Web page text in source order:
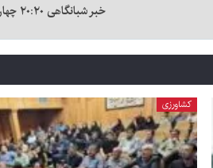
خبر شبانگاهی ٢۰:٢٠ چهارشنبه ۱۶ شهریور ۱۴۰۱
کشاورزی